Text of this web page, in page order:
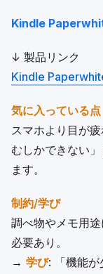
Kindle
↓ 製品リンク
Kindle
気に入っている点
スマホより目が
むしかできない
ます。
制約/学び
調べ物やメモ用
必要あり。
→ 学び: 「機能が